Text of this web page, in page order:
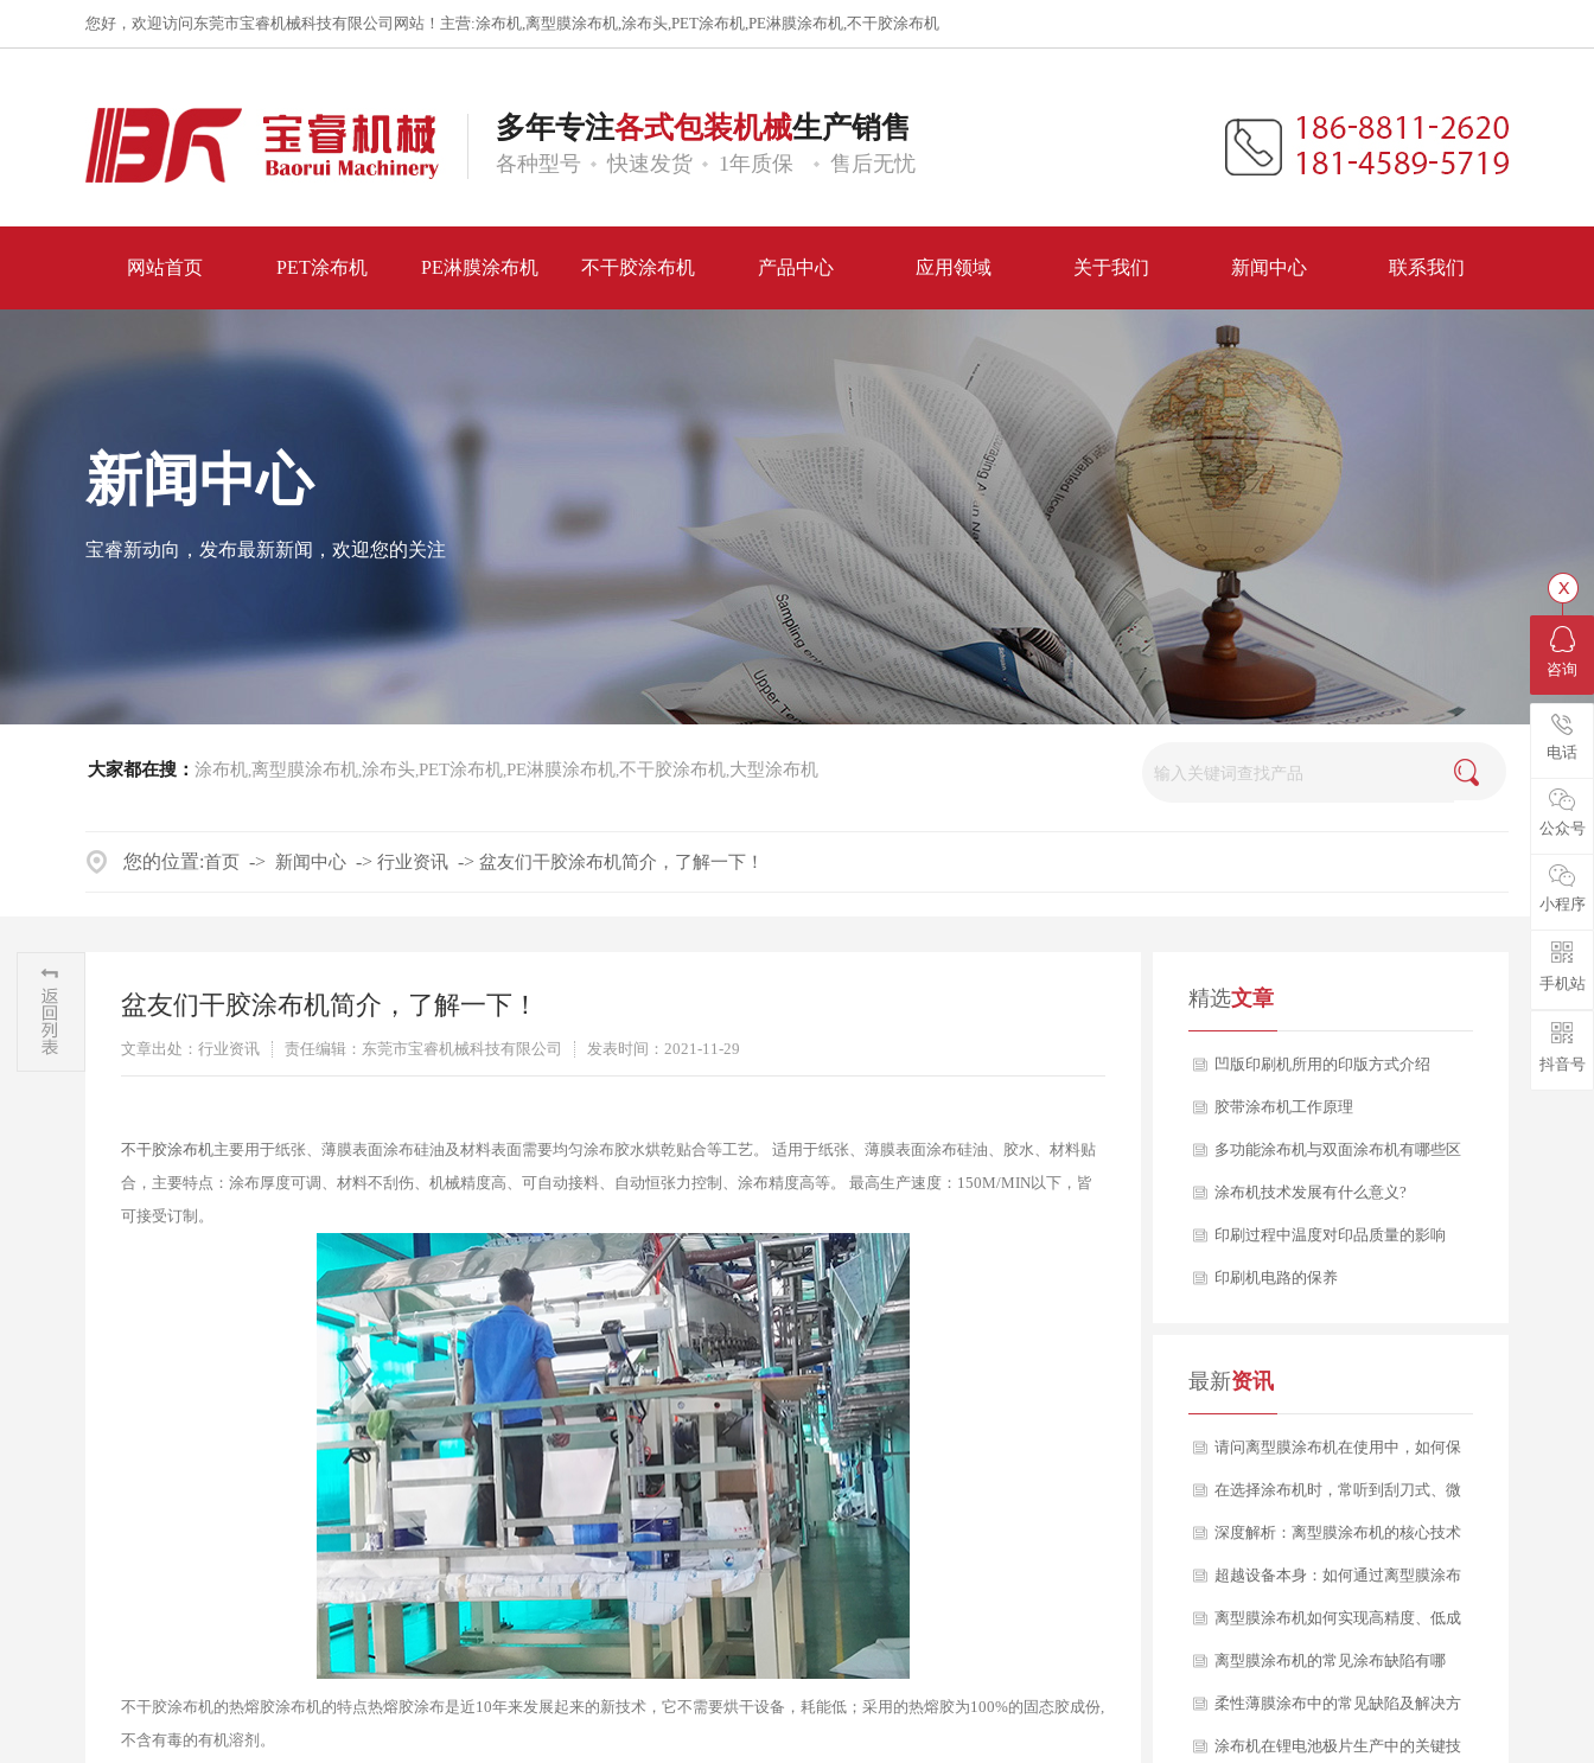
您好，欢迎访问东莞市宝睿机械科技有限公司网站！主营:涂布机,离型膜涂布机,涂布头,PET涂布机,PE淋膜涂布机,不干胶涂布机
多年专注各式包装机械生产销售
各种型号 快速发货 1年质保 售后无忧
网站首页 PET涂布机 PE淋膜涂布机 不干胶涂布机 产品中心 应用领域 关于我们 新闻中心 联系我们
大家都在搜： 涂布机,离型膜涂布机,涂布头,PET涂布机,PE淋膜涂布机,不干胶涂布机,大型涂布机
新闻中心
宝睿新动向，发布最新新闻，欢迎您的关注
您的位置:首页 -> 新闻中心 -> 行业资讯 -> 盆友们干胶涂布机简介，了解一下！
盆友们干胶涂布机简介，了解一下！
文章出处：行业资讯 责任编辑：东莞市宝睿机械科技有限公司 发表时间：2021-11-29
不干胶涂布机主要用于纸张、薄膜表面涂布硅油及材料表面需要均匀涂布胶水烘乾贴合等工艺。 适用于纸张、薄膜表面涂布硅油、胶水、材料贴
合，主要特点：涂布厚度可调、材料不刮伤、机械精度高、可自动接料、自动恒张力控制、涂布精度高等。 最高生产速度：150M/MIN以下，皆
可接受订制。
不干胶涂布机的热熔胶涂布机的特点热熔胶涂布是近10年来发展起来的新技术，它不需要烘干设备，耗能低；采用的热熔胶为100%的固态胶成份,
不含有毒的有机溶剂。
精选文章
凹版印刷机所用的印版方式介绍
胶带涂布机工作原理
多功能涂布机与双面涂布机有哪些区
别？
涂布机技术发展有什么意义?
印刷过程中温度对印品质量的影响
印刷机电路的保养
最新资讯
请问离型膜涂布机在使用中，如何保
证产品质量的长期稳定性？如果出现
剥离力波动，该从哪些方面排查？
在选择涂布机时，常听到刮刀式、微
凹版式、逗号刮刀等多种涂布方式，
它们之间究竟有何区别？我们应如何
根据自身产品定位进行科学选型？
深度解析：离型膜涂布机的核心技术
与应用选型指南
超越设备本身：如何通过离型膜涂布
机工艺赋能，打造产品核心竞争力？
离型膜涂布机如何实现高精度、低成
本的稳定生产？
离型膜涂布机的常见涂布缺陷有哪
些？又该如何分析与解决？
柔性薄膜涂布中的常见缺陷及解决方
案
涂布机在锂电池极片生产中的关键技
咨询
电话
公众号
小程序
手机站
抖音号